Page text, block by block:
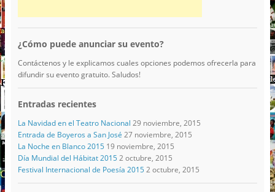
¿Cómo puede anunciar su evento?
Contáctenos y le explicamos cuales opciones podemos ofrecerla para
difundir su evento gratuito. Saludos!
Entradas recientes
La Navidad en el Teatro Nacional 29 noviembre, 2015
Entrada de Boyeros a San José 27 noviembre, 2015
La Noche en Blanco 2015 19 noviembre, 2015
Día Mundial del Hábitat 2015 2 octubre, 2015
Festival Internacional de Poesía 2015 2 octubre, 2015